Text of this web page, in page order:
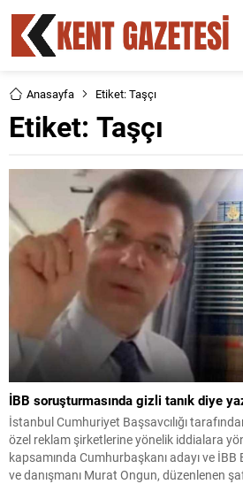
Anasayfa Etiket: Taşçı
Etiket: Taşçı
İBB soruşturmasında gizli tanık diye
İstanbul Cumhuriyet Başsavcılığı
özel reklam şirketlerine yönelik iddialara
kapsamında Cumhurbaşkanı adayı ve
ve danışmanı Murat Ongun, düzenlenen